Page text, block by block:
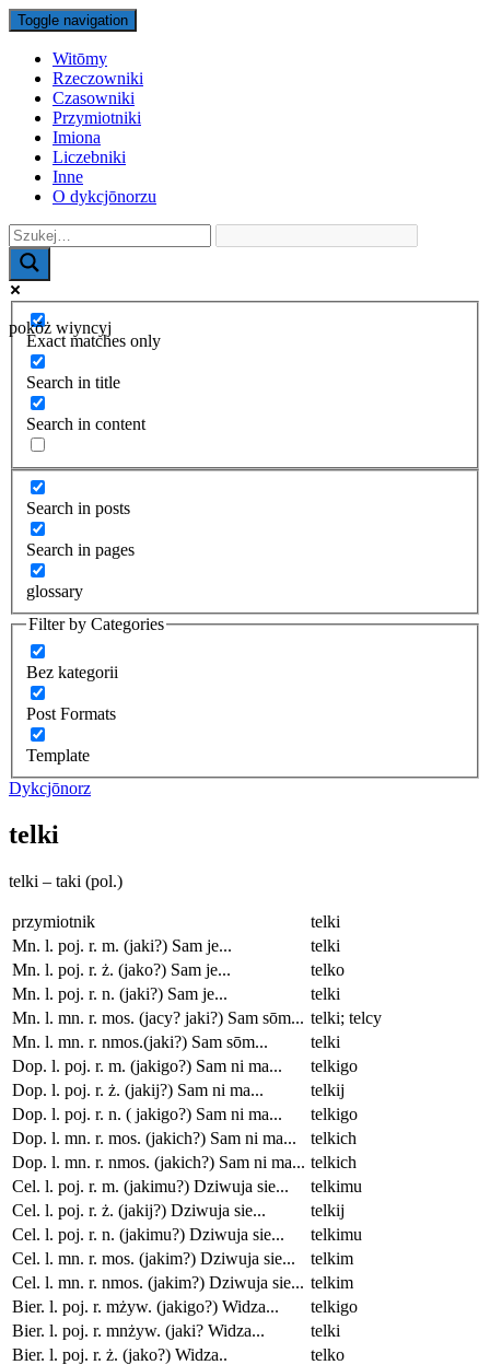
Toggle navigation
Witōmy
Rzeczowniki
Czasowniki
Przymiotniki
Imiona
Liczebniki
Inne
O dykcjōnorzu
pokŏż wiyncyj
Exact matches only
Search in title
Search in content
Search in posts
Search in pages
glossary
Filter by Categories
Bez kategorii
Post Formats
Template
Dykcjōnorz
telki
telki – taki (pol.)
przymiotnik
telki
Mn. l. poj. r. m. (jaki?) Sam je...
telki
Mn. l. poj. r. ż. (jako?) Sam je...
telko
Mn. l. poj. r. n. (jaki?) Sam je...
telki
Mn. l. mn. r. mos. (jacy? jaki?) Sam sōm... telki; telcy
Mn. l. mn. r. nmos.(jaki?) Sam sōm...
telki
Dop. l. poj. r. m. (jakigo?) Sam ni ma...
telkigo
Dop. l. poj. r. ż. (jakij?) Sam ni ma...
telkij
Dop. l. poj. r. n. ( jakigo?) Sam ni ma...
telkigo
Dop. l. mn. r. mos. (jakich?) Sam ni ma...
telkich
Dop. l. mn. r. nmos. (jakich?) Sam ni ma... telkich
Cel. l. poj. r. m. (jakimu?) Dziwuja sie...
telkimu
Cel. l. poj. r. ż. (jakij?) Dziwuja sie...
telkij
Cel. l. poj. r. n. (jakimu?) Dziwuja sie...
telkimu
Cel. l. mn. r. mos. (jakim?) Dziwuja sie...
telkim
Cel. l. mn. r. nmos. (jakim?) Dziwuja sie... telkim
Bier. l. poj. r. mżyw. (jakigo?) Widza...
telkigo
Bier. l. poj. r. mnżyw. (jaki? Widza...
telki
Bier. l. poj. r. ż. (jako?) Widza..
telko